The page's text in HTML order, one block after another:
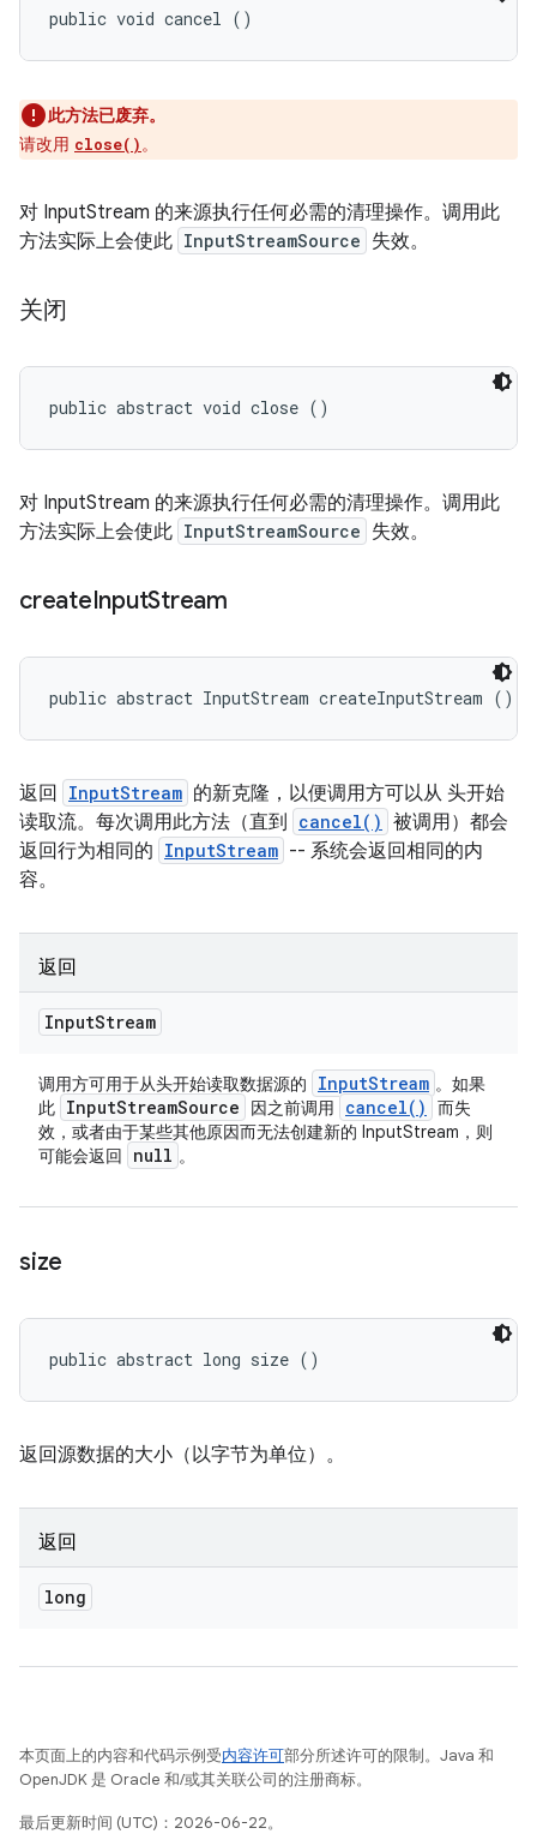
public void cancel ()
此方法已废弃。
请改用 close()。
对 InputStream 的来源执行任何必需的清理操作。调用此
方法实际上会使此 InputStreamSource 失效。
关闭
public abstract void close ()
对 InputStream 的来源执行任何必需的清理操作。调用此
方法实际上会使此 InputStreamSource 失效。
createInputStream
public abstract InputStream createInputStream ()
返回 InputStream 的新克隆，以便调用方可以从 头开始
读取流。每次调用此方法（直到
cancel() 被调用）都会
返回行为相同的 InputStream -- 系统会返回相同的内
容。
返回
InputStream
调用方可用于从头开始读取数据源的 InputStream 。如果
此 InputStreamSource 因之前调用 cancel( )
而失
效，或者由于某些其他原因而无法创建新的 InputStream，则
可能会返回
null 。
size
public abstract long size ()
返回源数据的大小（以字节为单位）。
返回
long
本页面上的内容和代码示例受内容许可部分所述许可的限制。Java 和
OpenJDK 是 Oracle 和/或其关联公司的注册商标。
最后更新时间 (UTC)：2026-06-22。